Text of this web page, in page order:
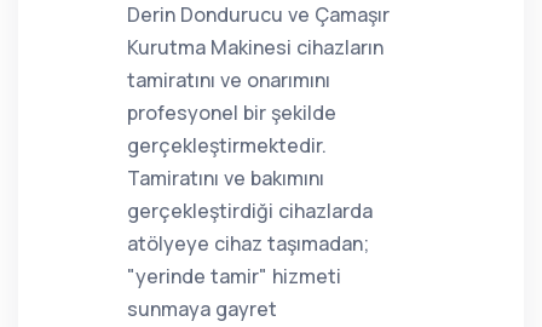
Derin Dondurucu ve Çamaşır
Kurutma Makinesi cihazların
tamiratını ve onarımını
profesyonel bir şekilde
gerçekleştirmektedir.
Tamiratını ve bakımını
gerçekleştirdiği cihazlarda
atölyeye cihaz taşımadan;
"yerinde tamir" hizmeti
sunmaya gayret